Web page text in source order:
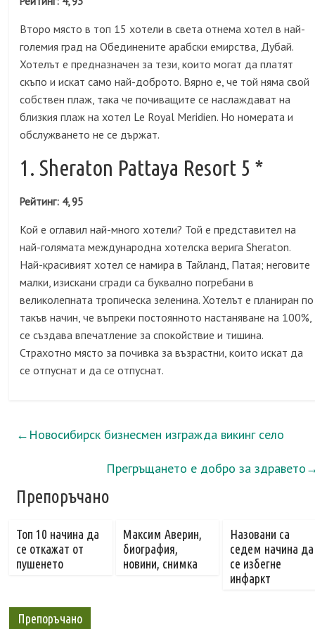
Второ място в топ 15 хотели в света отнема хотел в най-
големия град на Обединените арабски емирства, Дубай.
Хотелът е предназначен за тези, които могат да платят
скъпо и искат само най-доброто. Вярно е, че той няма свой
собствен плаж, така че почиващите се наслаждават на
близкия плаж на хотел Le Royal Meridien. Но номерата и
обслужването не се държат.
1. Sheraton Pattaya Resort 5 *
Рейтинг: 4, 95
Кой е оглавил най-много хотели? Той е представител на
най-голямата международна хотелска верига Sheraton.
Най-красивият хотел се намира в Тайланд, Патая; неговите
малки, изискани сгради са буквално погребани в
великолепната тропическа зеленина. Хотелът е планиран по
такъв начин, че въпреки постоянното настаняване на 100%,
се създава впечатление за спокойствие и тишина.
Страхотно място за почивка за възрастни, които искат да
се отпуснат и да се отпуснат.
← Новосибирск бизнесмен изгражда викинг село
Прегръщането е добро за здравето
Препоръчано
Топ 10 начина да
се откажат от
пушенето
Максим Аверин,
биография,
новини, снимка
Назовани са
седем начина да
се избегне
инфаркт
Препоръчано